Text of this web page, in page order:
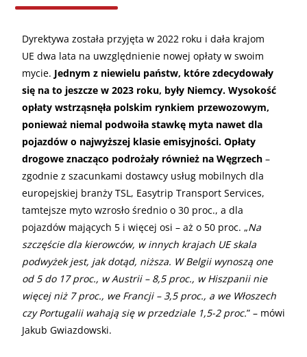
Dyrektywa została przyjęta w 2022 roku i dała krajom
UE dwa lata na uwzględnienie nowej opłaty w swoim
mycie. Jednym z niewielu państw, które zdecydowały
się na to jeszcze w 2023 roku, były Niemcy. Wysokość
opłaty wstrząsnęła polskim rynkiem przewozowym,
ponieważ niemal podwoiła stawkę myta nawet dla
pojazdów o najwyższej klasie emisyjności. Opłaty
drogowe znacząco podrożały również na Węgrzech –
zgodnie z szacunkami dostawcy usług mobilnych dla
europejskiej branży TSL, Easytrip Transport Services,
tamtejsze myto wzrosło średnio o 30 proc., a dla
pojazdów mających 5 i więcej osi – aż o 50 proc. „Na
szczęście dla kierowców, w innych krajach UE skala
podwyżek jest, jak dotąd, niższa. W Belgii wynoszą one
od 5 do 17 proc., w Austrii – 8,5 proc., w Hiszpanii nie
więcej niż 7 proc., we Francji – 3,5 proc., a we Włoszech
czy Portugalii wahają się w przedziale 1,5-2 proc.” – mówi
Jakub Gwiazdowski.